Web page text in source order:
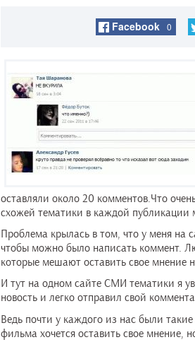
Facebook 0
оставляли около 20 комментов.Что
схожей тематики в каждой
Проблема крылась в том, что у меня на
чтобы можно было написать коммент.
которые мешают оставить свое мнение
И тут на одном сайте СМИ тематики я
новость и легко отправил свой
Ведь почти у каждого из нас были
фильма хочется оставить свое мнение,